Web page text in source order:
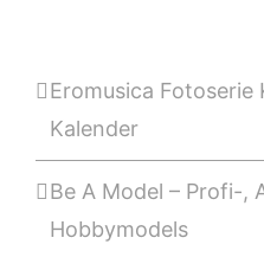
Eromusica Fotoserie
Kalender
Be A Model – Profi-,
Hobbymodels